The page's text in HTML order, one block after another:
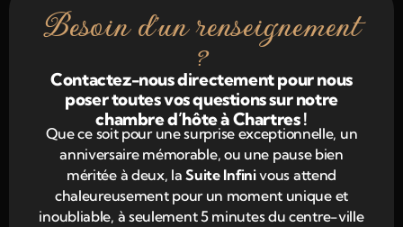
Besoin d'un renseignement
?
Contactez-nous directement pour nous
poser toutes vos questions sur notre
chambre d’hôte à Chartres !
Que ce soit pour une surprise exceptionnelle, un
anniversaire mémorable, ou une pause bien
méritée à deux, laSuite Infinivous attend
chaleureusement pour un moment unique et
inoubliable, à seulement 5 minutes du centre-ville